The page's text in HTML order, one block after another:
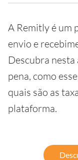
A Remitly é um
envio e
Descubra nesta
pena, como
quais são as
plataforma.